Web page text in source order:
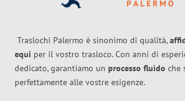
Traslochi Palermo è sinonimo di qualità,
equi per il vostro trasloco. Con anni di
dedicato, garantiamo un processo fluido che
perfettamente alle vostre esigenze.